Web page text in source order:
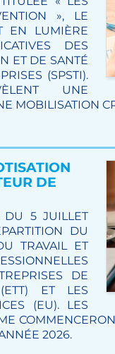
», LE
EN LUMIÈRE
DES
ET DE SANTÉ
(SPSTI).
UNE
MOBILISATION
DE
DU 5 JUILLET
DU
TRAVAIL ET
DE
ET LES
(EU). LES
2026.